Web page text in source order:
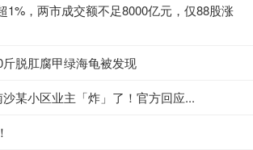
1%，两市成交额不足8000亿元，仅88股涨
脱肛腐甲绿海龟被发现
某小区业主「炸」了！官方回应...